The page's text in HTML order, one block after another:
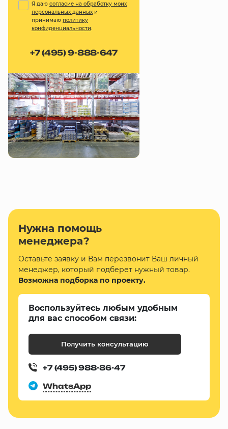
Я даю согласие на обработку моих
персональных данных и
принимаю политику
конфиденциальности.
+7 (495) 9-888-647
Нужна помощь
менеджера?
Оставьте заявку и Вам перезвонит Ваш личный
менеджер, который подберет нужный товар.
Возможна подборка по проекту.
Воспользуйтесь любым удобным
для вас способом связи:
Получить консультацию
+7 (495) 988-86-47
WhatsApp